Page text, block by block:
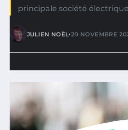
principale société
JULIEN NOËL•20 NOVEMBRE